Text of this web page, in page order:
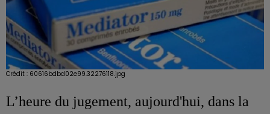
Crédit : 60616bdbd02e99.32276118.jpg
L’heure du jugement, aujourd'hui, dans la